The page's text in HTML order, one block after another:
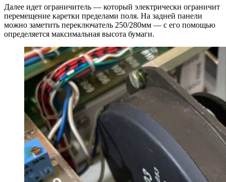
Далее идет ограничитель — который электрически ограничит
перемещение каретки пределами поля. На задней панели
можно заметить переключатель 250/280мм — с его помощью
определяется максимальная высота бумаги.